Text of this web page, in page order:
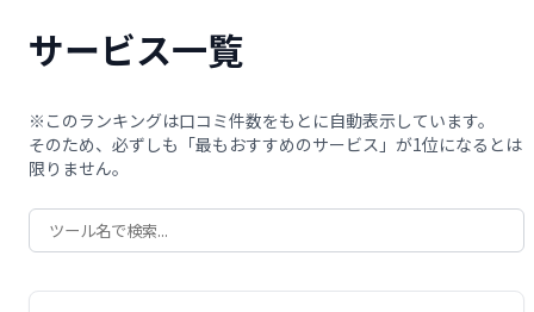
サービス一覧
※このランキングは口コミ件数をもとに自動表示しています。
そのため、必ずしも「最もおすすめのサービス」が1位になるとは
限りません。